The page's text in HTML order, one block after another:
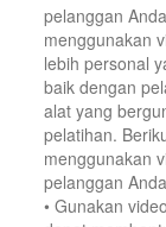
pelanggan
menggunakan
lebih personal
baik dengan
alat yang
pelatihan.
menggunakan
pelanggan
• Gunakan